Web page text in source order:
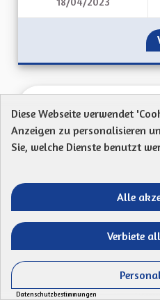
Ne plus accepter
matière d'énergie
Marie Walter
accepter les projets coûte
ERSTELLT AM
Diese Webseite verwendet
Anzeigen zu personalisieren
Sie, welche Dienste benutzt
Alle
Verbiete
Datenschutzbestimmungen